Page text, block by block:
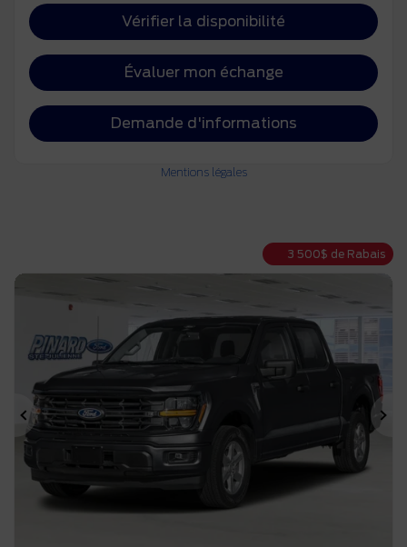
Vérifier la disponibilité
Évaluer mon échange
Demande d'informations
Mentions légales
3 500$ de Rabais
Précédent